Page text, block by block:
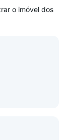
o imóvel dos